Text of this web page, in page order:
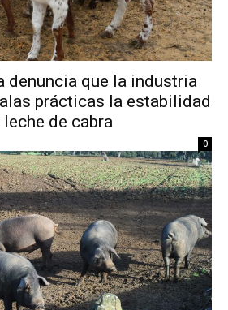
denuncia que la industria
prácticas la estabilidad
de cabra
0